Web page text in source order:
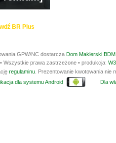
BR Plus
GPW/NC dostarcza Dom Maklerski
Wszystkie prawa zastrzeżone • produkcja:
regulaminu . Prezentowanie kwotowania
dla systemu Android Dla